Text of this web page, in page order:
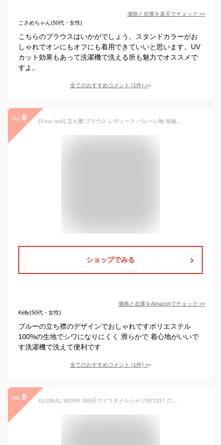
価格と在庫を楽天でチェック >>
こさめちゃん(50代・女性)
こちらのブラウスはいかがでしょう。スタンドカラーがお
しゃれでオンにもオフにも着用できていいと思います。UV
カット効果もあって洗濯機で洗える所も魅力でオススメで
すよ。
全てのおすすめコメント (1件) >
no. 8 [Four leaf] 立ち襟 ブラウス レディース バルーン袖 長袖 シャツ トップス 無地 シンプル きれいめ 体型カバー オフィス カジュアル 通勤 フォーマル 秋 冬 春 大人 可愛い おしゃれ 着回し 洗える M L XL (JP, アルファベット, L, ブルー)
ショップでみる
価格と在庫をAmazonでチェック >>
Kelly(50代・女性)
ブルーの立ち襟のデザインでおしゃれですポリエステル
100%の生地でシワになりにくく 滑らかで 着心地がいいで
す洗濯機で洗えて便利です
全てのおすすめコメント (1件) >
no. 9 GLOBAL WORK 365日マイスタイルシャツ/571317 グローバルワーク トップス シャツ・ブラウス イエロー ブルー ワインレッド ピンク ブラウン ホワイト ネイビー ベージュ